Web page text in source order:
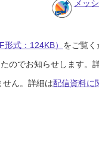
メッ
式：124KB） をご覧く
のでお知らせします。
ん。詳細は配信資料に